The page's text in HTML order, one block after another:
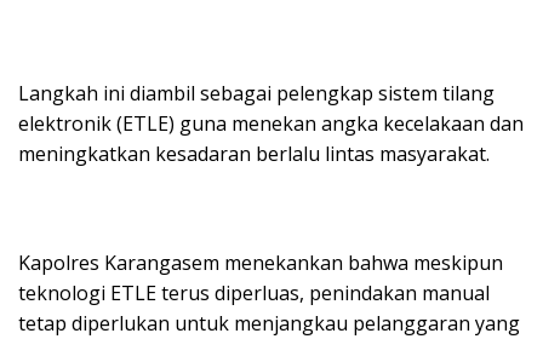
Langkah ini diambil sebagai pelengkap sistem tilang
elektronik (ETLE) guna menekan angka kecelakaan dan
meningkatkan kesadaran berlalu lintas masyarakat.
Kapolres Karangasem menekankan bahwa meskipun
teknologi ETLE terus diperluas, penindakan manual
tetap diperlukan untuk menjangkau pelanggaran yang